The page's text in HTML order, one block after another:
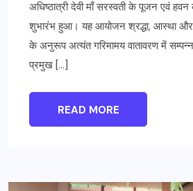
अधिष्ठात्री देवी माँ सरस्वती के पूजन एवं हवन
शुभारंभ हुआ। यह आयोजन श्रद्धा, आस्था और
के अनुरूप अत्यंत गरिमामय वातावरण में
प्रमुख […]
READ MORE